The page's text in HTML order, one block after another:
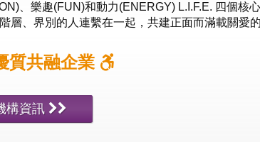
、樂趣(FUN)和動力(ENERGY) L.I.F.E. 四個核
層、界別的人連繫在一起，共建正面而滿載關愛
質共融企業
構資訊